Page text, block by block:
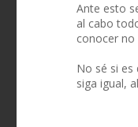
Ante esto
al cabo
conocer no
No sé si es
siga igual,